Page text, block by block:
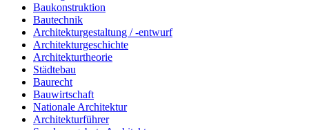
Baukonstruktion
Bautechnik
Architekturgestaltung / -entwurf
Architekturgeschichte
Architekturtheorie
Städtebau
Baurecht
Bauwirtschaft
Nationale Architektur
Architekturführer